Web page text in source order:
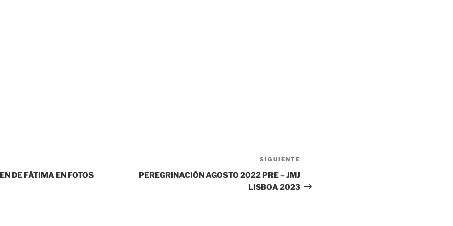
DE FÁTIMA EN FOTOS
SIGUIENTE
PEREGRINACIÓN AGOSTO 2022 PRE – JMJ
LISBOA 2023